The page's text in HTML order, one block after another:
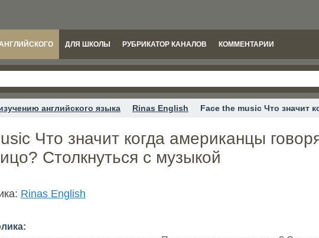
ДЛЯ ШКОЛЫ РУБРИКАТОР КАНАЛОВ КОММЕНТАРИИ
английского языка Rinas English Face the music Что значит
Что значит когда американцы
Столкнуться с музыкой
Rinas English